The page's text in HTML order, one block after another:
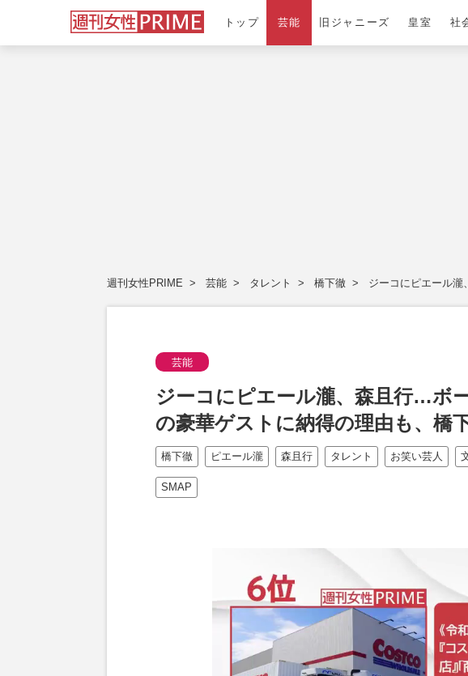
トップ 芸能 旧ジャニーズ 皇室 社
週刊女性PRIME 芸能 タレント 橋下徹 ジーコにピエール
芸能
ジーコにピエール瀧、森且行…ボ
の豪華ゲストに納得の理由も、橋
橋下徹 ピエール瀧 森且行 タレント お笑い芸人
SMAP